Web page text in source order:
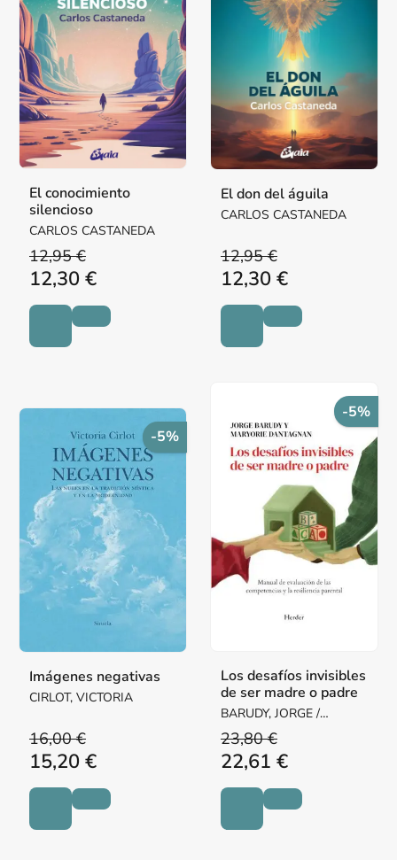
El conocimiento
silencioso
CARLOS CASTANEDA
12,95 €
12,30 €
El don del águila
CARLOS CASTANEDA
12,95 €
12,30 €
-5%
Imágenes negativas
CIRLOT, VICTORIA
16,00 €
15,20 €
-5%
Los desafíos invisibles
de ser madre o padre
BARUDY, JORGE /
DANTAGNAN, MARYORIE
23,80 €
22,61 €